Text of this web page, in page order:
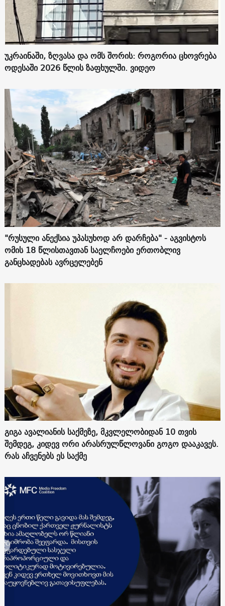
უკრაინაში, ზღვასა და ომს შორის: როგორია ცხოვრება
ოდესაში 2026 წლის ზაფხულში. ვიდეო
"რუსული ანექსია უპასუხოდ არ დარჩება" - აგვისტოს
ომის 18 წლისთავთან საელჩოები ერთობლივ
განცხადებას ავრცელებენ
გიგა ავალიანის საქმეზე, მკვლელობიდან 10 თვის
შემდეგ, კიდევ ორი არასრულწლოვანი გოგო დააკავეს.
რას აჩვენებს ეს საქმე